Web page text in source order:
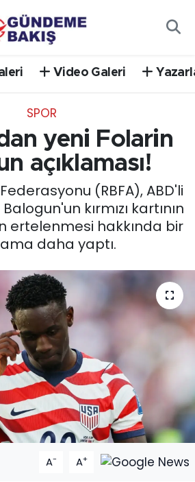
Video Galeri
SPOR
yeni Folarin
açıklaması!
(RBFA), ABD'li
kırmızı kartının
ertelenmesi hakkında bir
daha yaptı.
A- A+
Durumu ve Fikstür